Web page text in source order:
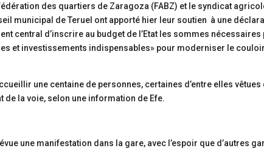
des quartiers de Zaragoza (FABZ) et le syndicat
municipal de Teruel ont apporté hier leur soutien à une
central d’inscrire au budget de l’Etat les sommes nécessaires
et investissements indispensables» pour moderniser le
une centaine de personnes, certaines d’entre elles vêtues
de la voie, selon une information de Efe.
une manifestation dans la gare, avec l’espoir que d’autres